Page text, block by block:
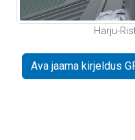
Harju-
Ava jaama kirjeldus